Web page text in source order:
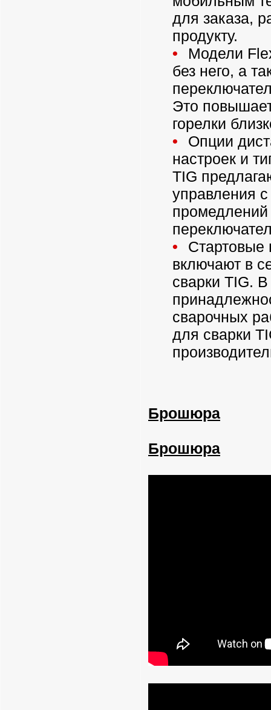
для заказа,
продукту.
Модели
без него, а
Это
горелки
Опции
настроек и
TIG
управления с
промедлений
Стартовые
включают в
сварки TIG.
сварочных
для сварки
Брошюра
Брошюра